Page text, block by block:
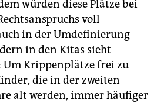
würden diese Plätze bei
voll
in der Umdefinierung
in den Kitas sieht
Um Krippenplätze frei zu
die in der zweiten
alt werden, immer häufiger